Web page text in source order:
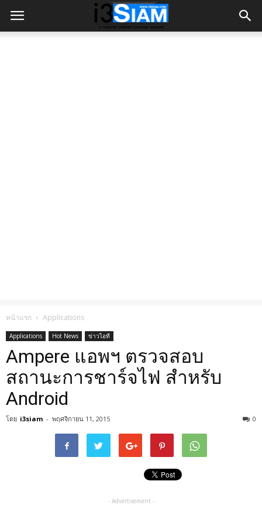
หน้าแรก Applications
Applications Hot News ข่าวไอที
Ampere แอพฯ ตรวจสอบ
สถานะการชาร์จไฟ สำหรับ
Android
โดย i3siam - พฤศจิกายน 11, 2015 0
- Advertisement -